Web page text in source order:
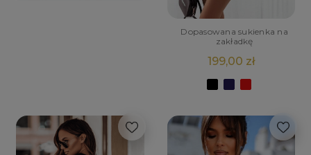
Dopasowana sukienka na
zakładkę
199,00 zł